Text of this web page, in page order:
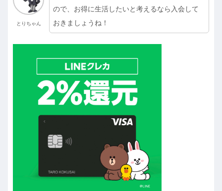
とりちゃん
ので、お得に生活したいと考えるなら入会して
おきましょうね！